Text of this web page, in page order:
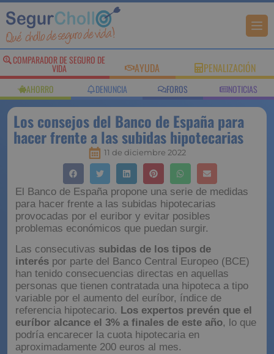
COMPARADOR DE SEGURO DE
VIDA AYUDA PENALIZACIÓN
AHORRO DENUNCIA FOROS NOTICIAS
Los consejos del Banco de España para
hacer frente a las subidas hipotecarias
11 de diciembre 2022
El Banco de España propone una serie de medidas
para hacer frente a las subidas hipotecarias
provocadas por el euribor y evitar posibles
problemas económicos que puedan surgir.
Las consecutivas subidas de los tipos de
interés por parte del Banco Central Europeo (BCE)
han tenido consecuencias directas en aquellas
personas que tienen contratada una hipoteca a tipo
variable por el aumento del euríbor, índice de
referencia hipotecario. Los expertos prevén que el
euríbor alcance el 3% a finales de este año, lo que
podría encarecer la cuota hipotecaria en
aproximadamente 200 euros al mes.